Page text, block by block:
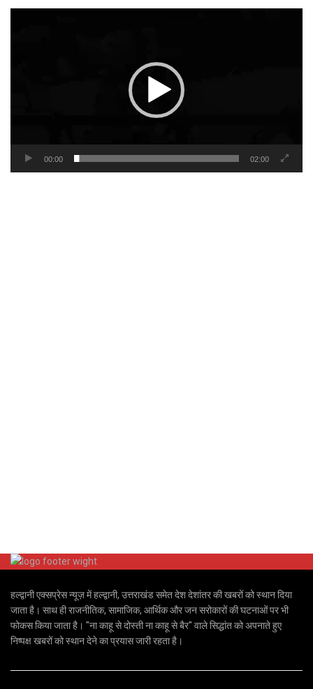
00:00 02:00
हल्द्वानी एक्सप्रेस न्यूज़ में हल्द्वानी, उत्तराखंड समेत देश देशांतर की खबरों को स्थान दिया
जाता है। साथ ही राजनीतिक, सामाजिक, आर्थिक और जन सरोकारों की घटनाओं पर भी
फोकस किया जाता है। "ना काहू से दोस्ती ना काहू से बैर" वाले सिद्धांत को अपनाते हुए
निष्पक्ष खबरों को स्थान देने का प्रयास जारी रहता है।